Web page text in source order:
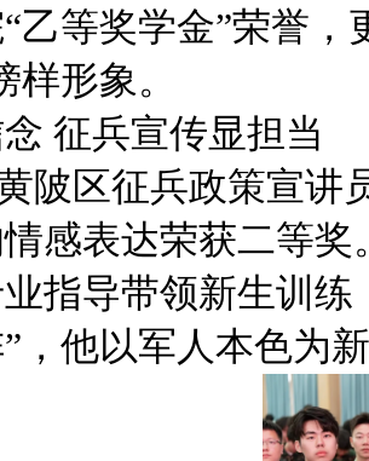
乙等奖学金”荣誉
样形象。
征兵宣传显担当
区征兵政策宣讲
感表达荣获二等
指导带领新生训
，他以军人本色为